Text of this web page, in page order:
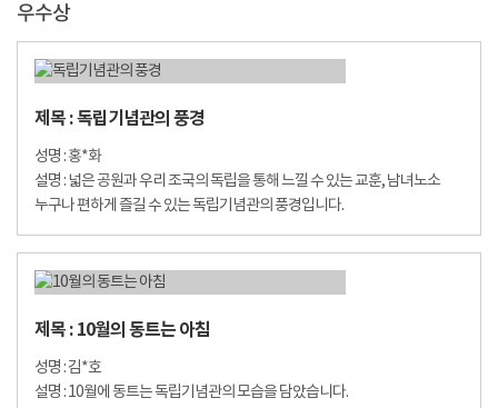
우수상
제목 : 독립기념관의 풍경
성명 : 홍*화
설명 : 넓은 공원과 우리 조국의 독립을 통해 느낄 수 있는 교훈, 남녀노소
누구나 편하게 즐길 수 있는 독립기념관의 풍경입니다.
제목 : 10월의 동트는 아침
성명 : 김*호
설명 : 10월에 동트는 독립기념관의 모습을 담았습니다.